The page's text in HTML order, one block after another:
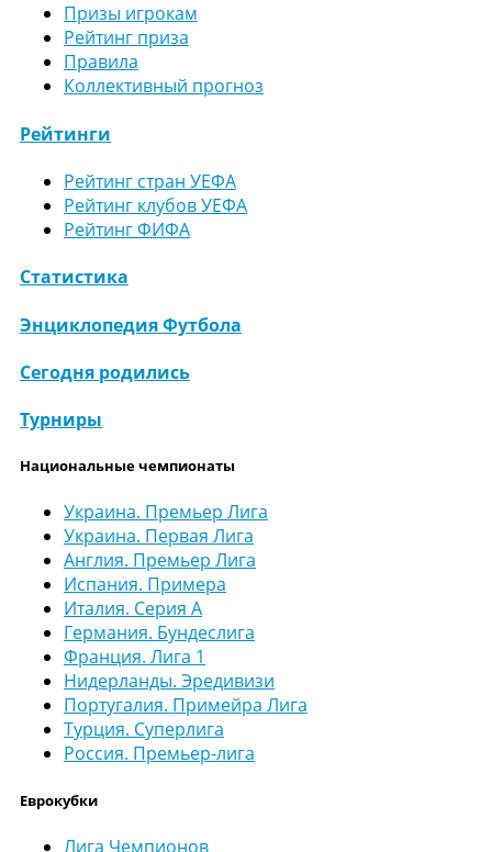
Призы игрокам
Рейтинг приза
Правила
Коллективный прогноз
Рейтинги
Рейтинг стран УЕФА
Рейтинг клубов УЕФА
Рейтинг ФИФА
Статистика
Энциклопедия Футбола
Сегодня родились
Турниры
Национальные чемпионаты
Украина. Премьер Лига
Украина. Первая Лига
Англия. Премьер Лига
Испания. Примера
Италия. Серия А
Германия. Бундеслига
Франция. Лига 1
Нидерланды. Эредивизи
Португалия. Примейра Лига
Турция. Суперлига
Россия. Премьер-лига
Еврокубки
Лига Чемпионов